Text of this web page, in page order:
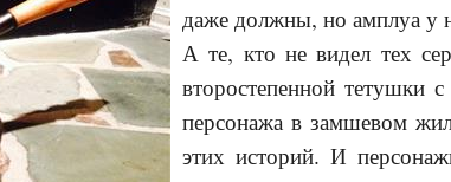
даже должны, но амплуа у
А те, кто не видел тех
второстепенной тетушки
персонажа в замшевом
этих историй. И